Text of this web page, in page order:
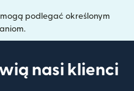
podlegać określonym
nasi klienci